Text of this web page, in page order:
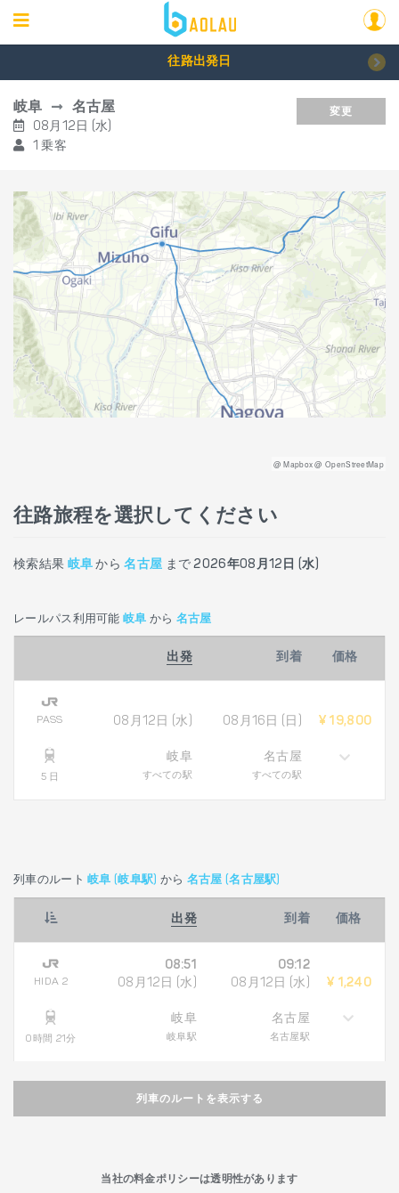
往路出発日
岐阜 名古屋
08月12日 (水)
1 乗客
変更
@ Mapbox @ OpenStreetMap
往路旅程を選択してください
検索結果 岐阜 から名古屋 まで2026年08月12日 (水)
レールパス利用可能 岐阜 から 名古屋
出発 到着 価格
PASS
5 日
08月12日 (水)
岐阜
すべての駅
08月16日 (日)
名古屋
すべての駅
¥ 19,800
列車のルート岐阜 (岐阜駅) から 名古屋 (名古屋駅)
出発 到着 価格
HIDA 2
0時間 21分
08:51
08月12日 (水)
岐阜
岐阜駅
09:12
08月12日 (水)
名古屋
名古屋駅
¥ 1,240
列車のルートを表示する
当社の料金ポリシーは透明性があります